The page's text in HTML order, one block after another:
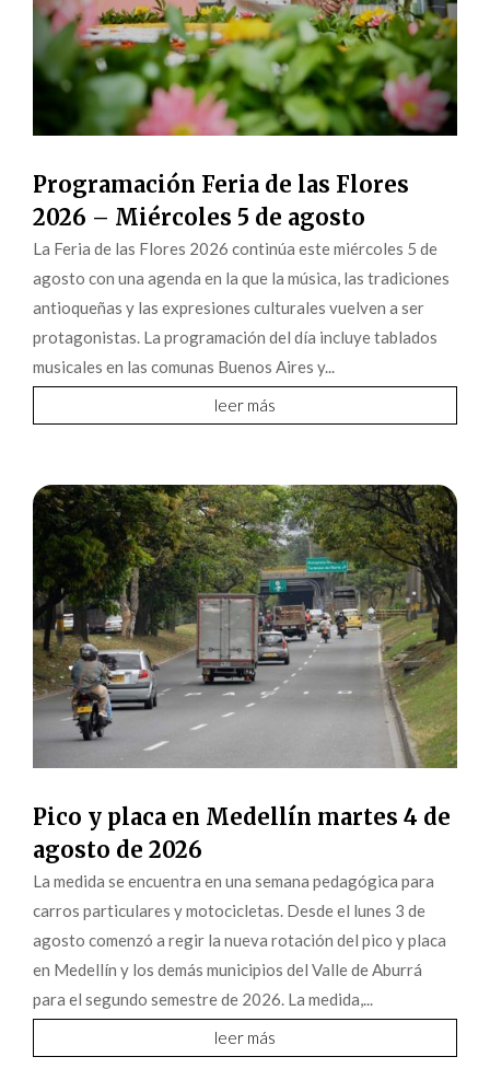
Programación Feria de las Flores
2026 – Miércoles 5 de agosto
La Feria de las Flores 2026 continúa este miércoles 5 de
agosto con una agenda en la que la música, las tradiciones
antioqueñas y las expresiones culturales vuelven a ser
protagonistas. La programación del día incluye tablados
musicales en las comunas Buenos Aires y...
leer más
Pico y placa en Medellín martes 4 de
agosto de 2026
La medida se encuentra en una semana pedagógica para
carros particulares y motocicletas. Desde el lunes 3 de
agosto comenzó a regir la nueva rotación del pico y placa
en Medellín y los demás municipios del Valle de Aburrá
para el segundo semestre de 2026. La medida,...
leer más